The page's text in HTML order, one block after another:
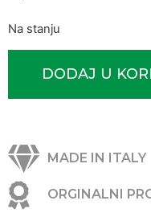
Na stanju
DODAJ U
MADE IN ITALY
ORGINALNI